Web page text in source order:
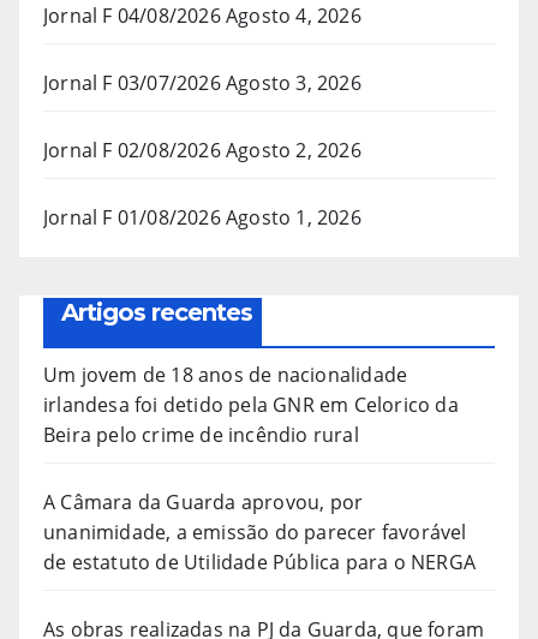
Jornal F 04/08/2026Agosto 4, 2026
Jornal F 03/07/2026Agosto 3, 2026
Jornal F 02/08/2026Agosto 2, 2026
Jornal F 01/08/2026Agosto 1, 2026
Artigos recentes
Um jovem de 18 anos de nacionalidade
irlandesa foi detido pela GNR em Celorico da
Beira pelo crime de incêndio rural
A Câmara da Guarda aprovou, por
unanimidade, a emissão do parecer favorável
de estatuto de Utilidade Pública para o NERGA
As obras realizadas na PJ da Guarda, que foram